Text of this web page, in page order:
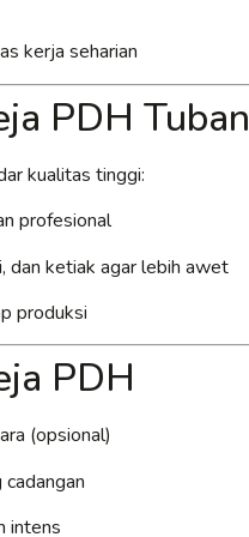
kerja seharian
PDH Tuban
kualitas tinggi:
profesional
dan ketiak agar lebih awet
produksi
PDH
(opsional)
cadangan
intens